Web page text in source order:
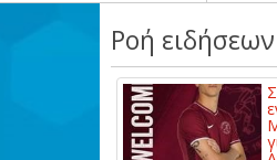
Ροή ειδήσεων